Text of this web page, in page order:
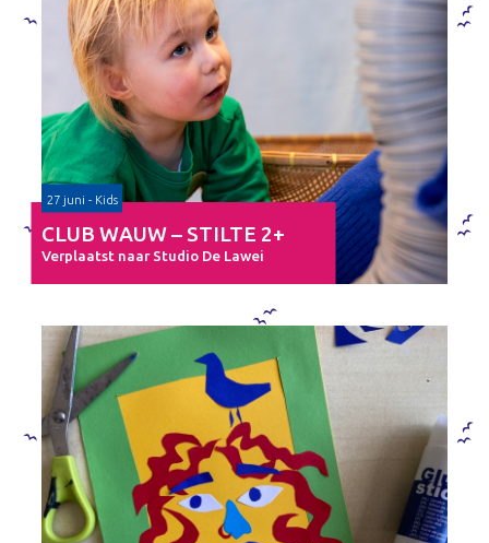
27 juni - Kids
CLUB WAUW – STILTE 2+
Verplaatst naar Studio De Lawei